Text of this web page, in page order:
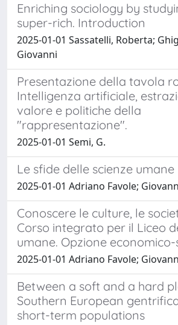
Enriching sociology by
super-rich. Introduction
2025-01-01 Sassatelli, Roberta;
Giovanni
Presentazione della tavola
Intelligenza artificiale,
valore e politiche della
"rappresentazione".
2025-01-01 Semi, G.
Le sfide delle scienze umane
2025-01-01 Adriano Favole;
Conoscere le culture, le
Corso integrato per il Liceo
umane. Opzione
2025-01-01 Adriano Favole;
Between a soft and a hard
Southern European
short-term populations